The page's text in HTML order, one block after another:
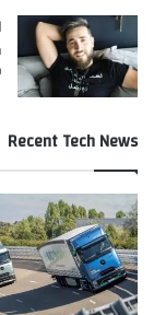
Recent Tech News